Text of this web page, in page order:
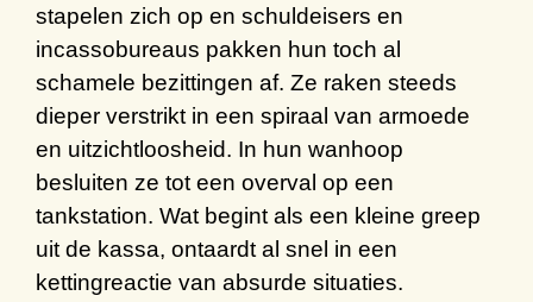
stapelen zich op en schuldeisers en
incassobureaus pakken hun toch al
schamele bezittingen af. Ze raken steeds
dieper verstrikt in een spiraal van armoede
en uitzichtloosheid. In hun wanhoop
besluiten ze tot een overval op een
tankstation. Wat begint als een kleine greep
uit de kassa, ontaardt al snel in een
kettingreactie van absurde situaties.